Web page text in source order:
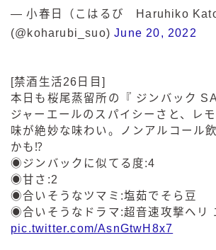
— 小春日（こはるび Haruhiko Kato
(@koharubi_suo)June 20, 2022
[禁酒生活26日目]
本日も桜尾蒸留所の『 ジンバック
ジャーエールのスパイシーさと、レ
味が絶妙な味わい。ノンアルコール
かも⁉︎
◉ジンバックに似てる度:4
◉甘さ:2
◉合いそうなツマミ:塩茹でそら豆
◉合いそうなドラマ:超音速攻撃ヘリ
pic.twitter.com/AsnGtwH8x7